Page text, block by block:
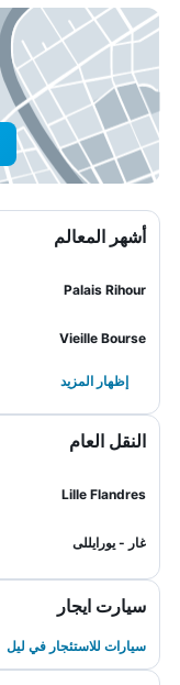
أشهر المعالم
Palais Rihour
Vieille Bourse
إظهار المزيد
النقل العام
Lille Flandres
غار - يورايللى
سيارت ايجار
سيارات للاستئجار في ليل